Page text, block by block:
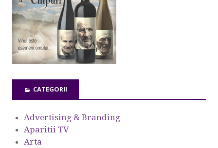
CATEGORII
Advertising & Branding
Aparitii TV
Arta